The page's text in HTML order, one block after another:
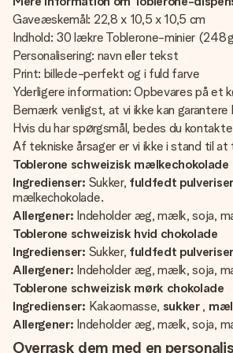
Gaveæskemål: 22,8 x 10,5 x 10,5 cm
Indhold: 30 lækre Toblerone-minier (248
Personalisering: navn eller tekst
Print: billede-perfekt og i fuld farve
Yderligere information: Opbevares på et
Bemærk venligst, at vi ikke kan
Hvis du har spørgsmål, bedes du
Af tekniske årsager er vi ikke i stand til
Toblerone schweizisk mælkechokolade
Ingredienser: Sukker, fuldfedt
mælkechokolade.
Allergener: Indeholder æg, mælk, soja,
Toblerone schweizisk hvid chokolade
Ingredienser: Sukker, fuldfedt
Allergener: Indeholder æg, mælk, soja,
Toblerone schweizisk mørk chokolade
Ingredienser: Kakaomasse, sukker,
Allergener: Indeholder æg, mælk, soja,
Overrask dem med en